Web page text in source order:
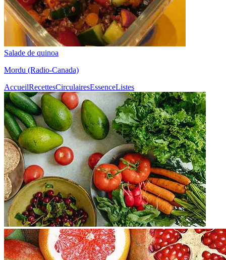
Salade de quinoa
Mordu (Radio-Canada)
AccueilRecettesCirculairesEssenceListes